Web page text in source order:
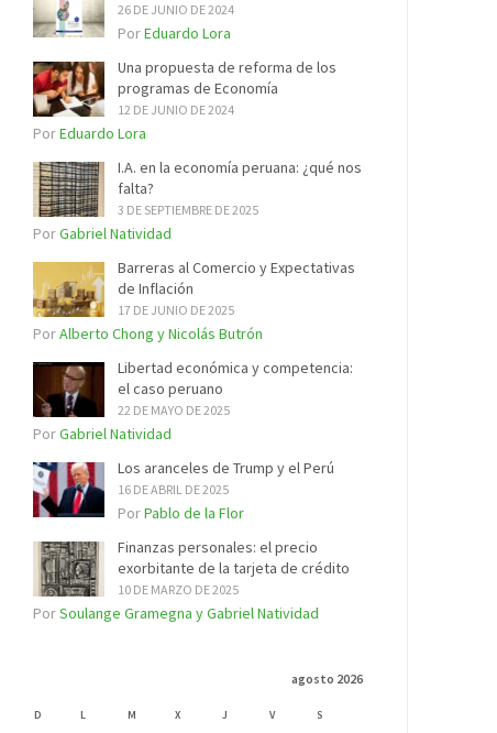
26 DE JUNIO DE 2024
PorEduardo Lora
Una propuesta de reforma de los
programas de Economía
12 DE JUNIO DE 2024
PorEduardo Lora
I.A. en la economía peruana: ¿qué nos
falta?
3 DE SEPTIEMBRE DE 2025
PorGabriel Natividad
Barreras al Comercio y Expectativas
de Inflación
17 DE JUNIO DE 2025
PorAlberto Chong y Nicolás Butrón
Libertad económica y competencia:
el caso peruano
22 DE MAYO DE 2025
PorGabriel Natividad
Los aranceles de Trump y el Perú
16 DE ABRIL DE 2025
PorPablo de la Flor
Finanzas personales: el precio
exorbitante de la tarjeta de crédito
10 DE MARZO DE 2025
PorSoulange Gramegna y Gabriel Natividad
agosto 2026
D L M X J V S